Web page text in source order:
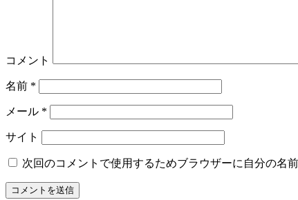
コメント
名前 *
メール *
サイト
次回のコメントで使用するためブラウザーに自分の名